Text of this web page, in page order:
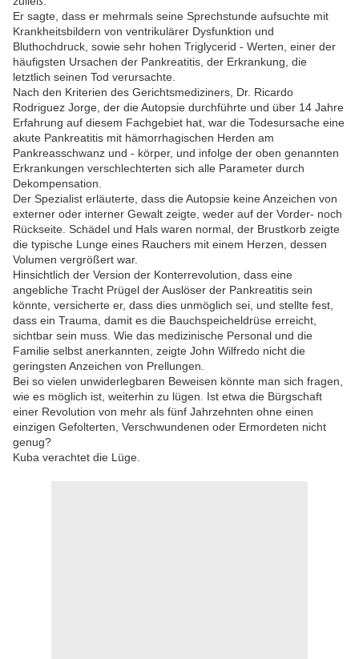
Er sagte, dass er mehrmals seine Sprechstunde aufsuchte mit
Krankheitsbildern von ventrikulärer Dysfunktion und
Bluthochdruck, sowie sehr hohen Triglycerid - Werten, einer der
häufigsten Ursachen der Pankreatitis, der Erkrankung, die
letztlich seinen Tod verursachte.
Nach den Kriterien des Gerichtsmediziners, Dr. Ricardo
Rodriguez Jorge, der die Autopsie durchführte und über 14 Jahre
Erfahrung auf diesem Fachgebiet hat, war die Todesursache eine
akute Pankreatitis mit hämorrhagischen Herden am
Pankreasschwanz und - körper, und infolge der oben genannten
Erkrankungen verschlechterten sich alle Parameter durch
Dekompensation.
Der Spezialist erläuterte, dass die Autopsie keine Anzeichen von
externer oder interner Gewalt zeigte, weder auf der Vorder- noch
Rückseite. Schädel und Hals waren normal, der Brustkorb zeigte
die typische Lunge eines Rauchers mit einem Herzen, dessen
Volumen vergrößert war.
Hinsichtlich der Version der Konterrevolution, dass eine
angebliche Tracht Prügel der Auslöser der Pankreatitis sein
könnte, versicherte er, dass dies unmöglich sei, und stellte fest,
dass ein Trauma, damit es die Bauchspeicheldrüse erreicht,
sichtbar sein muss. Wie das medizinische Personal und die
Familie selbst anerkannten, zeigte John Wilfredo nicht die
geringsten Anzeichen von Prellungen.
Bei so vielen unwiderlegbaren Beweisen könnte man sich fragen,
wie es möglich ist, weiterhin zu lügen. Ist etwa die Bürgschaft
einer Revolution von mehr als fünf Jahrzehnten ohne einen
einzigen Gefolterten, Verschwundenen oder Ermordeten nicht
genug?
Kuba verachtet die Lüge.